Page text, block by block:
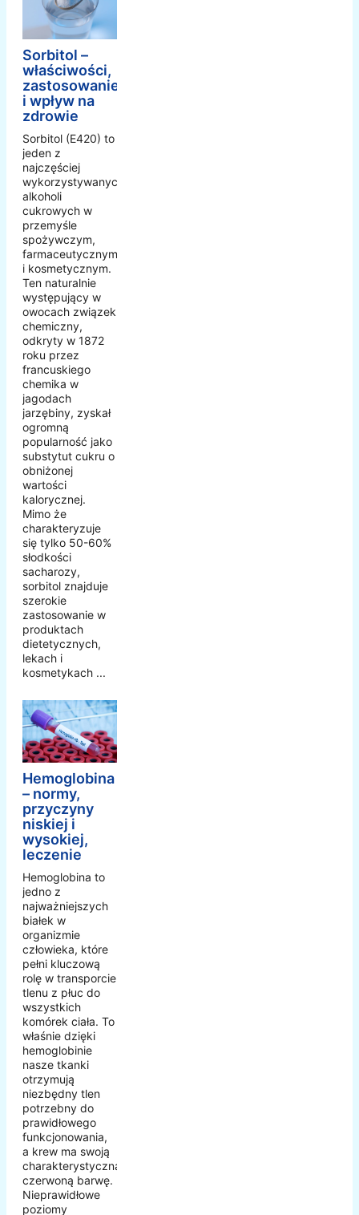
Sorbitol –
właściwości,
zastosowanie
i wpływ na
zdrowie
Sorbitol (E420) to
jeden z
najczęściej
wykorzystywanych
alkoholi
cukrowych w
przemyśle
spożywczym,
farmaceutycznym
i kosmetycznym.
Ten naturalnie
występujący w
owocach związek
chemiczny,
odkryty w 1872
roku przez
francuskiego
chemika w
jagodach
jarzębiny, zyskał
ogromną
popularność jako
substytut cukru o
obniżonej
wartości
kalorycznej.
Mimo że
charakteryzuje
się tylko 50-60%
słodkości
sacharozy,
sorbitol znajduje
szerokie
zastosowanie w
produktach
dietetycznych,
lekach i
kosmetykach ...
Hemoglobina
– normy,
przyczyny
niskiej i
wysokiej,
leczenie
Hemoglobina to
jedno z
najważniejszych
białek w
organizmie
człowieka, które
pełni kluczową
rolę w transporcie
tlenu z płuc do
wszystkich
komórek ciała. To
właśnie dzięki
hemoglobinie
nasze tkanki
otrzymują
niezbędny tlen
potrzebny do
prawidłowego
funkcjonowania,
a krew ma swoją
charakterystyczną
czerwoną barwę.
Nieprawidłowe
poziomy